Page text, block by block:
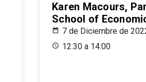
Karen Macours,
School of
7 de Diciembre de
12:30 a 14:00